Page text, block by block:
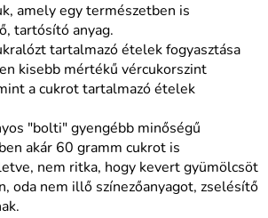
amely egy természetben is
tartósító anyag.
tartalmazó ételek fogyasztása
kisebb mértékű vércukorszint
a cukrot tartalmazó ételek
"bolti" gyengébb minőségű
akár 60 gramm cukrot is
nem ritka, hogy kevert gyümölcsöt
oda nem illő színezőanyagot, zselésítő